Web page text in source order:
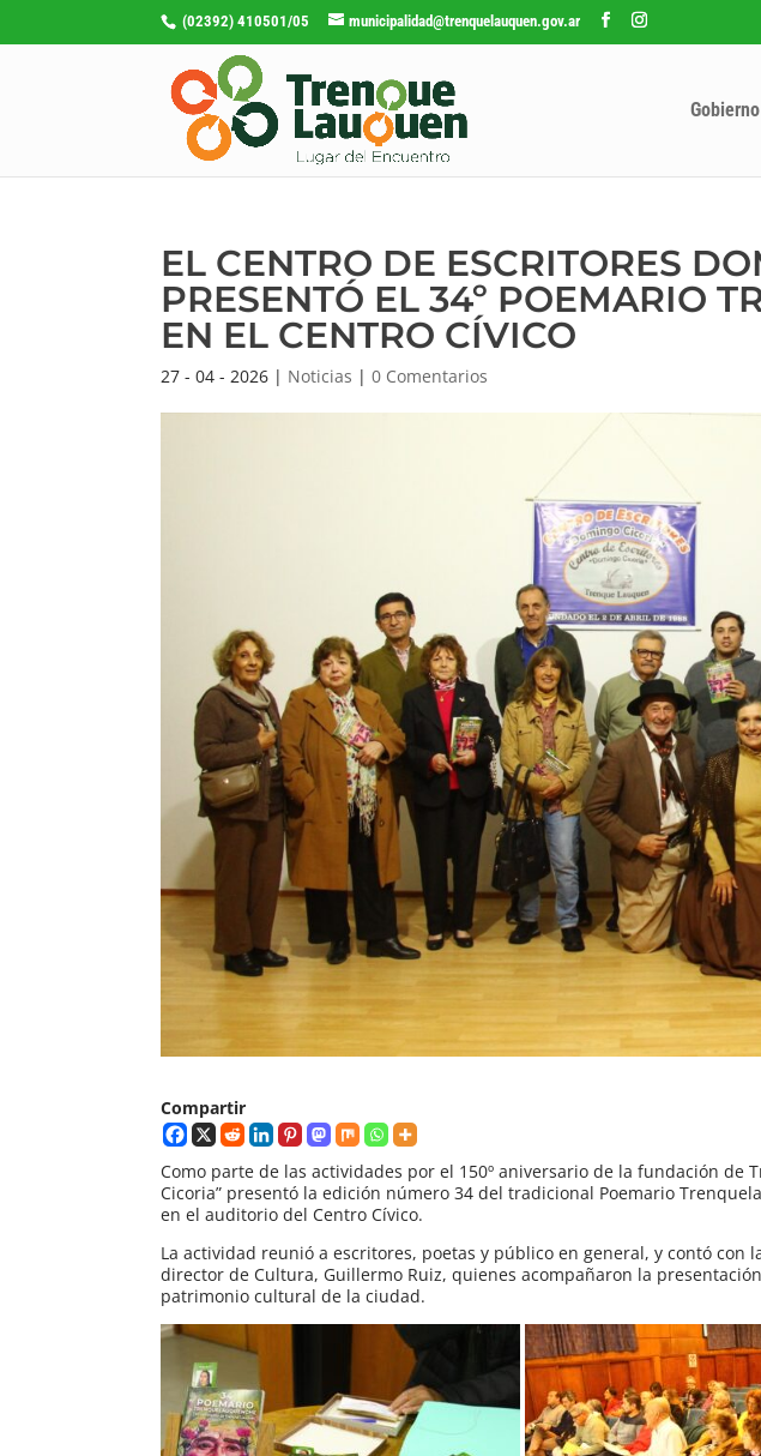
(02392) 410501/05 municipalidad@trenquelauquen.gov.ar
EL CENTRO DE ESCRITORES
PRESENTÓ EL 34º POEMARIO
EN EL CENTRO CÍVICO
27 - 04 - 2026 | Noticias |0 Comentarios
Compartir
Como parte de las actividades por el 150º aniversario de la fundación de
Cicoria” presentó la edición número 34 del tradicional Poemario
en el auditorio del Centro Cívico.
La actividad reunió a escritores, poetas y público en general, y contó con
director de Cultura, Guillermo Ruiz, quienes acompañaron la
patrimonio cultural de la ciudad.